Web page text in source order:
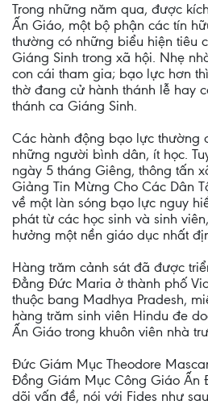
Trong những năm qua, được
Ấn Giáo, một bộ phận các tín
thường có những biểu hiện tiêu
Giáng Sinh trong xã hội. Nhẹ
con cái tham gia; bạo lực hơn
thờ đang cử hành thánh lễ hay
thánh ca Giáng Sinh.
Các hành động bạo lực thường
những người bình dân, ít học.
ngày 5 tháng Giêng, thông tấn
Giảng Tin Mừng Cho Các Dân
về một làn sóng bạo lực nguy
phát từ các học sinh và sinh
hưởng một nền giáo dục nhất
Hàng trăm cảnh sát đã được
Đẳng Đức Maria ở thành phố
thuộc bang Madhya Pradesh,
hàng trăm sinh viên Hindu đe
Ấn Giáo trong khuôn viên nhà
Đức Giám Mục Theodore
Đồng Giám Mục Công Giáo Ấn
dõi vấn đề, nói với Fides như